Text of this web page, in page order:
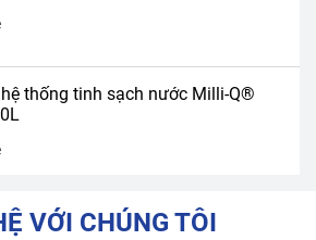
thống tinh sạch nước Milli-Q®
VỚI CHÚNG TÔI